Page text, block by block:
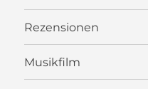
Rezensionen
Musikfilm